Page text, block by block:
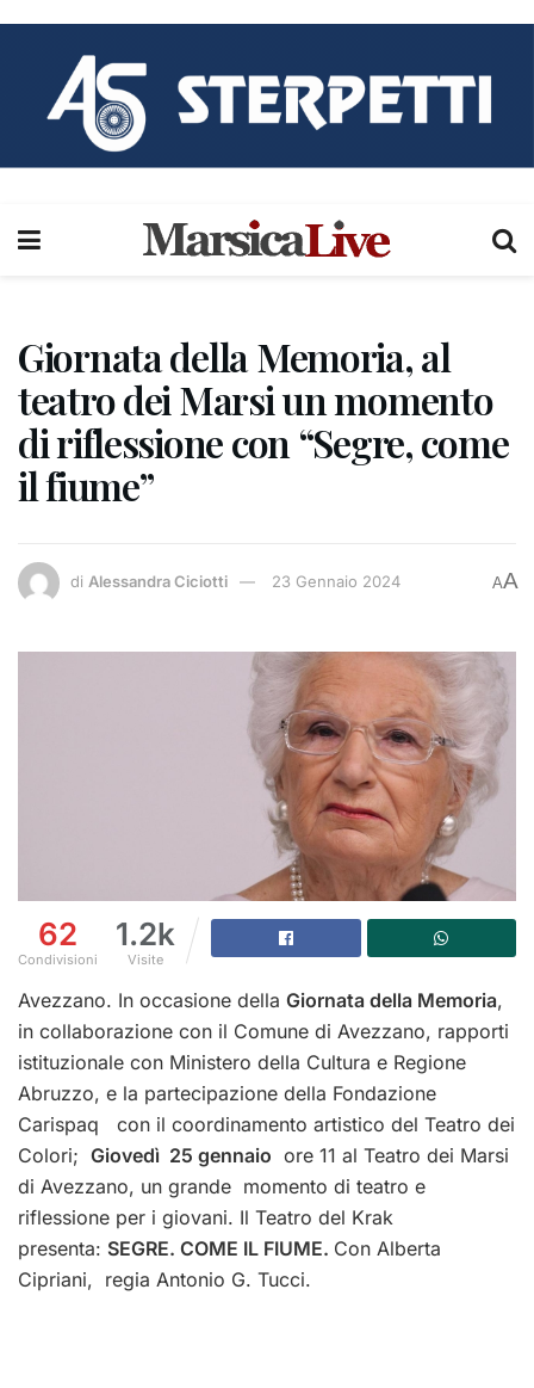
Giornata della Memoria, al
teatro dei Marsi un momento
di riflessione con “Segre, come
il fiume”
di Alessandra Ciciotti 23 Gennaio 2024 AA
62
Condivisioni
1.2k
Visite
Avezzano. In occasione della Giornata della Memoria,
in collaborazione con il Comune di Avezzano, rapporti
istituzionale con Ministero della Cultura e Regione
Abruzzo, e la partecipazione della Fondazione
Carispaq con il coordinamento artistico del Teatro dei
Colori; Giovedì 25 gennaio ore 11 al Teatro dei Marsi
di Avezzano, un grande momento di teatro e
riflessione per i giovani. Il Teatro del Krak
presenta: SEGRE. COME IL FIUME. Con Alberta
Cipriani, regia Antonio G. Tucci.